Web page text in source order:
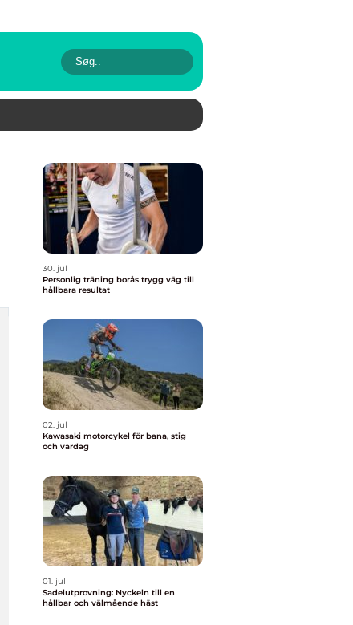
30. jul
Personlig träning borås trygg väg till
hållbara resultat
02. jul
Kawasaki motorcykel för bana, stig
och vardag
01. jul
Sadelutprovning: Nyckeln till en
hållbar och välmående häst